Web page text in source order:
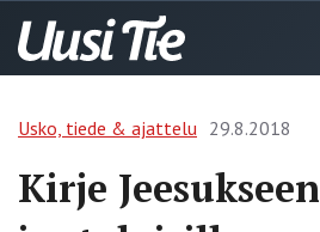
Usko, tiede & ajattelu 29.8.2018
Kirje